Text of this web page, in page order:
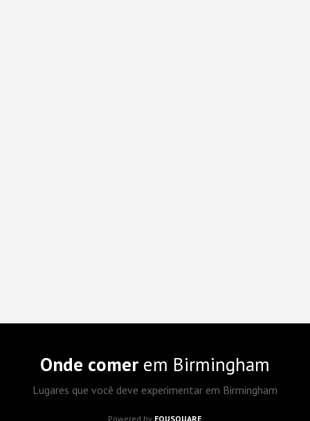
Onde comer em Birmingham
Lugares que você deve experimentar em Birmingham
Powered by FOUSQUARE